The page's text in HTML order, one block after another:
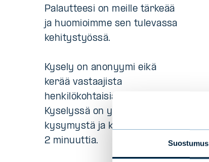
Suostumus
Palautteesi on meille tärkeää
ja huomioimme sen tulevassa
kehitystyössä.
Kysely on anonyymi eikä
kerää vastaajista
henkilökohtaisia tietoja.
Kyselyssä on yhteensä 8
kysymystä ja kestää arviolta
2 minuuttia.